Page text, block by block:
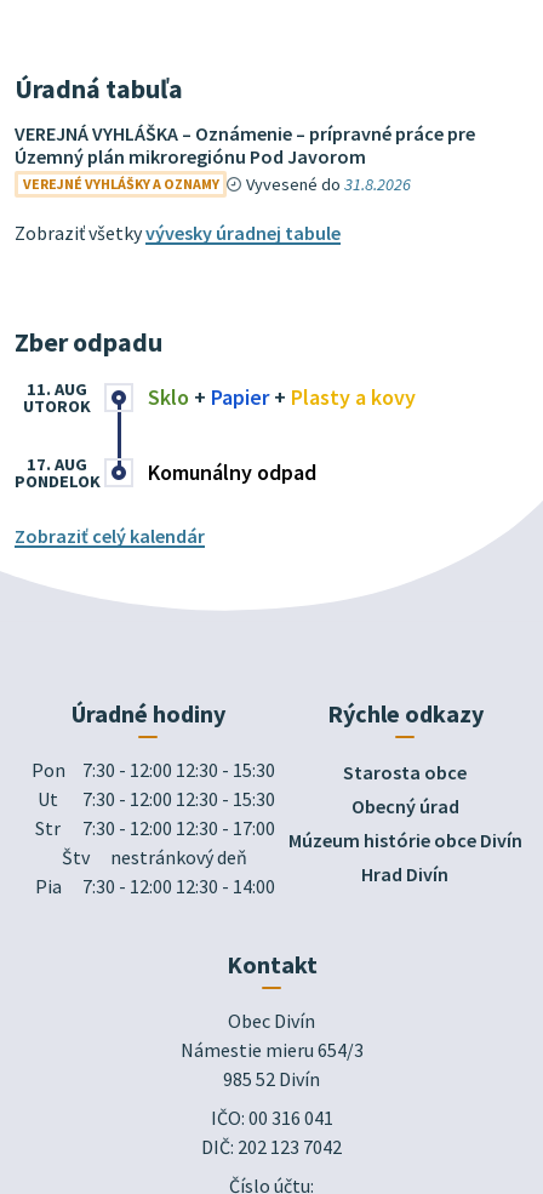
Úradná tabuľa
VEREJNÁ VYHLÁŠKA – Oznámenie – prípravné práce pre
Územný plán mikroregiónu Pod Javorom
VEREJNÉ VYHLÁŠKY A OZNAMY Vyvesené do31.8.2026
Zobraziť všetkyvývesky úradnej tabule
Zber odpadu
Sklo + Papier+ Plasty a kovy
11. AUG
UTOROK
Komunálny odpad
17. AUG
PONDELOK
Zobraziť celý kalendár
Úradné hodiny
Pon
7:30 - 12:00 12:30 - 15:30
Ut
7:30 - 12:00 12:30 - 15:30
Str
7:30 - 12:00 12:30 - 17:00
Štv
nestránkový deň
Pia
7:30 - 12:00 12:30 - 14:00
Rýchle odkazy
Starosta obce
Obecný úrad
Múzeum histórie obce Divín
Hrad Divín
Kontakt
Obec Divín
Námestie mieru 654/3
985 52 Divín
IČO: 00 316 041
DIČ: 202 123 7042
Číslo účtu: